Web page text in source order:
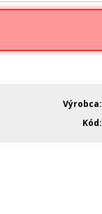
Výrobca
Kód